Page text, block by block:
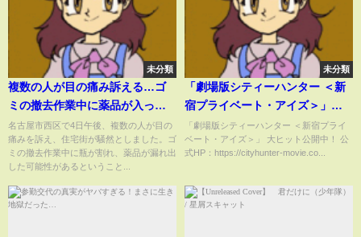
未分類
複数の人が目の痛み訴える…ゴ
ミの撤去作業中に薬品が入った
瓶が割れ「異臭がする」と通報
農薬が漏れ出したか
名古屋市西区で4日午後、複数の人が目の
痛みを訴え、住宅街が騒然としました。ゴ
ミの撤去作業中に瓶が割れ、薬品が漏れ出
した可能性があるということ...
未分類
「劇場版シティーハンター ＜新
宿プライベート・アイズ＞」大
ヒット“もっこり”かけ声応援上
映会レポートムービー
「劇場版シティーハンター ＜新宿プライ
ベート・アイズ＞」 大ヒット公開中！ 公
式HP：https://cityhunter-movie.co...